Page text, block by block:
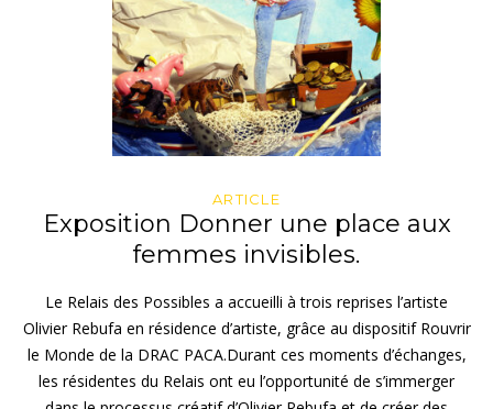
ARTICLE
Exposition Donner une place aux
femmes invisibles.
Le Relais des Possibles a accueilli à trois reprises l’artiste
Olivier Rebufa en résidence d’artiste, grâce au dispositif Rouvrir
le Monde de la DRAC PACA.Durant ces moments d’échanges,
les résidentes du Relais ont eu l’opportunité de s’immerger